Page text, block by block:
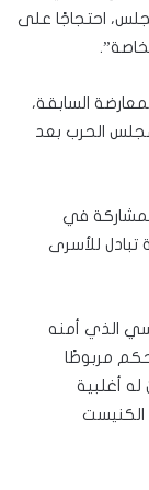
احتجاجًا على
السابقة،
الحرب بعد
في
للأسرى
الذي أمنه
مربوطًا
أغلبية
الـ 64 مقعدًا من أصل 120 في الكنيست